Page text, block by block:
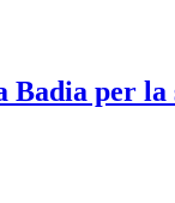
per la